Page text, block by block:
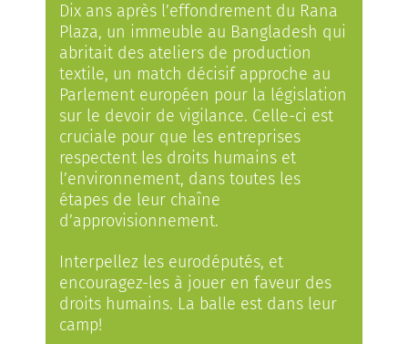
Dix ans après l’effondrement du Rana
Plaza, un immeuble au Bangladesh qui
abritait des ateliers de production
textile, un match décisif approche au
Parlement européen pour la législation
sur le devoir de vigilance. Celle-ci est
cruciale pour que les entreprises
respectent les droits humains et
l’environnement, dans toutes les
étapes de leur chaîne
d’approvisionnement.
Interpellez les eurodéputés, et
encouragez-les à jouer en faveur des
droits humains. La balle est dans leur
camp!